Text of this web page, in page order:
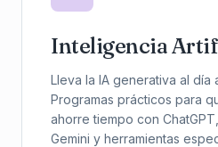
Inteligencia
Lleva la IA generativa al día
Programas prácticos para
ahorre tiempo con
Gemini y herramientas